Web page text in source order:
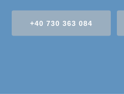
+40 730 363 084